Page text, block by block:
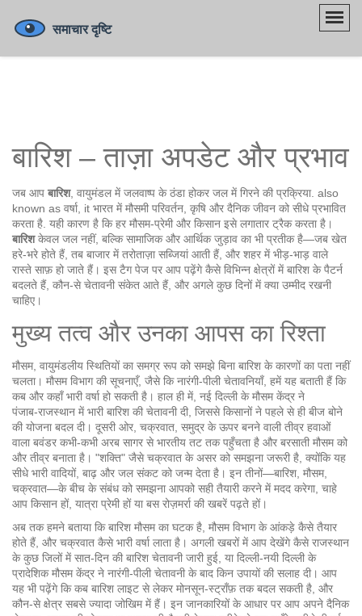
बारिश – ताज़ा अपडेट और प्रभाव
जब आप बारिश, वायुमंडल में जलवाष्प के ठंडा होकर जल में गिरने की प्रक्रिया. also
known as वर्षा, it भारत में मौसमी परिवर्तन, कृषि और दैनिक जीवन को सीधे प्रभावित
करता है यही कारण है कि हर मौसम‑प्रेमी और किसान इसे लगातार ट्रैक करता है।
बारिशकेवल जल नहीं, बल्कि सामाजिक और आर्थिक जुड़ाव का भी प्रतीक है—जब खेत
हरे‑भरे होते हैं, तब बाजार में तरोताज़ा सब्जियां आती हैं, और शहर में भीड़‑भाड़ वाले
रास्ते साफ़ हो जाते हैं। इस टैग पेज पर आप पढ़ेंगे कैसे विभिन्न क्षेत्रों में बारिश के पैटर्न
बदलते हैं, कौन‑से चेतावनी संकेत आते हैं, और अगले कुछ दिनों में क्या उम्मीद रखनी
चाहिए।
मुख्य तत्व और उनका आपस का रिश्ता
मौसम, वायुमंडलीय स्थितियों का समग्र रूप को समझे बिनाबारिश के कारणों का पता नहीं
चलता। मौसम विभाग की सूचनाएँ, जैसे कि नारंगी‑पीली चेतावनियाँ, हमें यह बताती हैं कि
कब और कहाँ भारी वर्षा हो सकती है। हाल ही में, नई दिल्ली के मौसम केंद्र ने
पंजाब‑राजस्थान में भारी बारिश की चेतावनी दी, जिससे किसानों ने पहले से ही बीज बोने
की योजना बदल दी। दूसरी ओर, चक्रवात समुद्र के ऊपर बनने वाली तीव्र हवाओं
वाला बवंडर कभी‑कभी अरब सागर से भारतीय तट तक पहुँचता है और बरसाती मौसम को
और तीव्र बनाता है। "शक्ति" जैसे चक्रवात के असर को समझना जरूरी है, क्योंकि यह
सीधे भारी वादियों, बाढ़ और जल संकट को जन्म देता है। इन तीनों—बारिश, मौसम,
चक्रवात—के बीच के संबंध को समझना आपको सही तैयारी करने में मदद करेगा, चाहे
आप किसान हों, यात्रा प्रेमी हों या बस रोज़मर्रा की खबरें पढ़ते हों।
अब तक हमने बताया कि बारिश मौसम का घटक है, मौसम विभाग के आंकड़े कैसे तैयार
होते हैं, और चक्रवात कैसे भारी वर्षा लाता है। अगली खबरों में आप देखेंगे कैसे राजस्थान
के कुछ जिलों में सात‑दिन की बारिश चेतावनी जारी हुई, या दिल्ली‑नयी दिल्ली के
प्रादेशिक मौसम केंद्र ने नारंगी‑पीली चेतावनी के बाद किन उपायों की सलाह दी। आप
यह भी पढ़ेंगे कि कब बारिश लाइट से लेकर मोनसून‑स्ट्रॉंफ़ तक बदल सकती है, और
कौन‑से क्षेत्र सबसे ज्यादा जोखिम में हैं। इन जानकारियों के आधार पर आप अपने दैनिक